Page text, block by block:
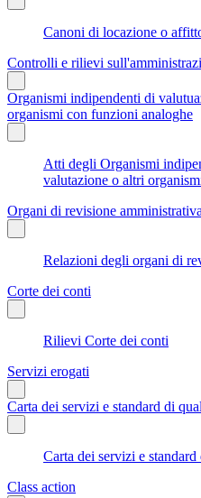
Canoni di locazione o
Controlli e rilievi
Organismi indipendenti di
organismi con funzioni analoghe
Atti degli Organismi
valutazione o altri
Organi di revisione
Relazioni degli organi di
Corte dei conti
Rilievi Corte dei conti
Servizi erogati
Carta dei servizi e standard di
Carta dei servizi e standard
Class action